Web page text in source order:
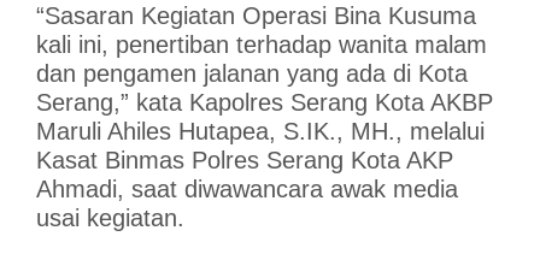
“Sasaran Kegiatan Operasi Bina Kusuma
kali ini, penertiban terhadap wanita malam
dan pengamen jalanan yang ada di Kota
Serang,” kata Kapolres Serang Kota AKBP
Maruli Ahiles Hutapea, S.IK., MH., melalui
Kasat Binmas Polres Serang Kota AKP
Ahmadi, saat diwawancara awak media
usai kegiatan.